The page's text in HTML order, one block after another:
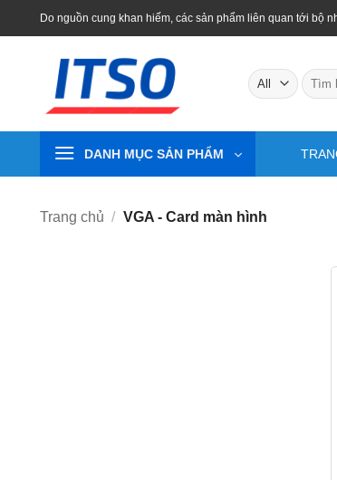
to
Do nguồn cung khan hiếm, các sản phẩm liên quan tới bộ
Tìm
kiếm:
DANH MỤC SẢN PHẨM
Trang chủ / VGA - Card màn hình